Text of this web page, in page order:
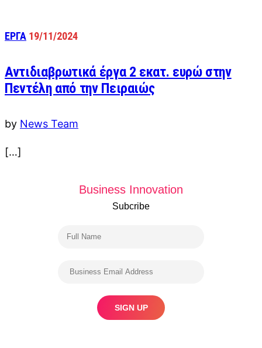
ΕΡΓΑ 19/11/2024
Αντιδιαβρωτικά έργα 2 εκατ. ευρώ στην
Πεντέλη από την Πειραιώς
by News Team
[…]
Business Innovation
Subcribe